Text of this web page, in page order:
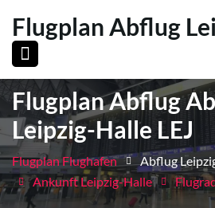
Flugplan Abflug
Flugplan Abflug
Leipzig-Halle LEJ
Flugplan Flughafen
Abflug
Ankunft Leipzig-Halle